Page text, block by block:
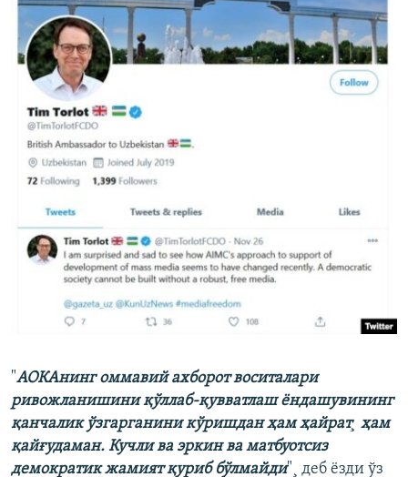
"АОКАнинг оммавий ахборот воситалари
ривожланишини қўллаб-қувватлаш ëндашувининг
қанчалик ўзгарганини кўришдан ҳам ҳайрат¸ ҳам
қайғудаман. Кучли ва эркин ва матбуотсиз
демократик жамият қуриб бўлмайди"¸ деб ëзди ўз